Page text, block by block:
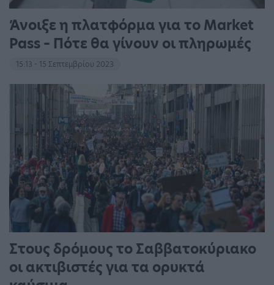
Άνοιξε η πλατφόρμα για το Market
Pass – Πότε θα γίνουν οι πληρωμές
15:13 - 15 Σεπτεμβρίου 2023
Στους δρόμους το Σαββατοκύριακο
οι ακτιβιστές για τα ορυκτά